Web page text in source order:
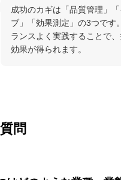
成功のカギは「品質管理」
ブ」「効果測定」の3つです
ランスよく実践することで
効果が得られます。
問